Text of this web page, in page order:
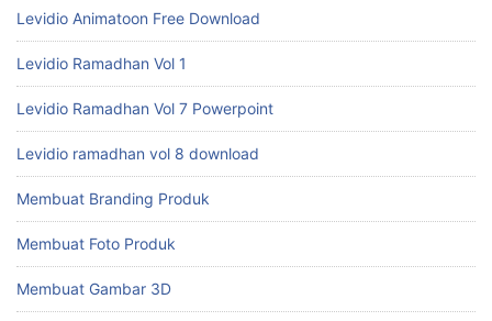
Levidio Animatoon Free Download
Levidio Ramadhan Vol 1
Levidio Ramadhan Vol 7 Powerpoint
Levidio ramadhan vol 8 download
Membuat Branding Produk
Membuat Foto Produk
Membuat Gambar 3D